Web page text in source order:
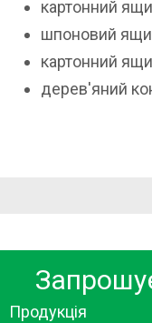
картонний
шпоновий
картонний
дерев'яний
Продукція